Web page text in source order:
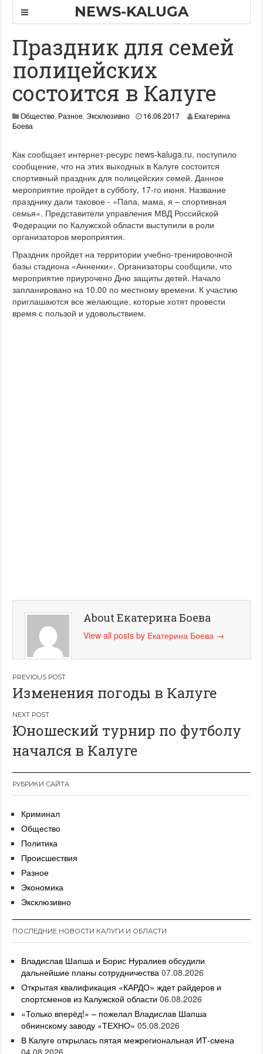
NEWS-KALUGA
Праздник для семей
полицейских
состоится в Калуге
Общество, Разное, Эксклюзивно 16.06.2017
Екатерина
Боева
Как сообщает интернет-ресурс news-kaluga.ru, поступило
сообщение, что на этих выходных в Калуге состоится
спортивный праздник для полицейских семей. Данное
мероприятие пройдет в субботу, 17-го июня. Название
празднику дали таковое - «Папа, мама, я – спортивная
семья». Представители управления МВД Российской
Федерации по Калужской области выступили в роли
организаторов мероприятия.
Праздник пройдет на территории учебно-тренировочной
базы стадиона «Анненки». Организаторы сообщили, что
мероприятие приурочено Дню защиты детей. Начало
запланировано на 10.00 по местному времени. К участию
приглашаются все желающие, которые хотят провести
время с пользой и удовольствием.
About Екатерина Боева
View all posts by Екатерина Боева →
Навигация
по
записям
Изменения погоды в Калуге
Юношеский турнир по футболу
начался в Калуге
РУБРИКИ САЙТА
Криминал
Общество
Политика
Происшествия
Разное
Экономика
Эксклюзивно
ПОСЛЕДНИЕ НОВОСТИ КАЛУГИ И ОБЛАСТИ
Владислав Шапша и Борис Нуралиев обсудили
дальнейшие планы сотрудничества 07.08.2026
Открытая квалификация «КАРДО» ждет райдеров и
спортсменов из Калужской области 06.08.2026
«Только вперёд!» – пожелал Владислав Шапша
обнинскому заводу «ТЕХНО» 05.08.2026
В Калуге открылась пятая межрегиональная ИТ-смена
04.08.2026